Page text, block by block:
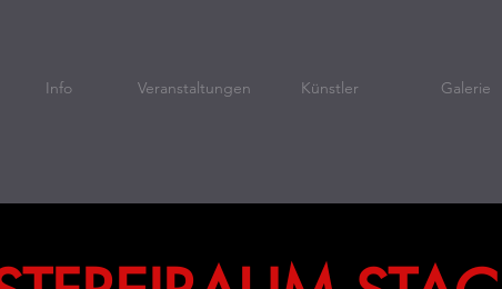
Info Veranstaltungen Künstler Galerie